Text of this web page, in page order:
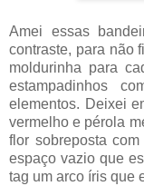
Amei essas
contraste, para não
moldurinha para
estampadinhos
elementos. Deixei
vermelho e pérola
flor sobreposta
espaço vazio que
tag um arco íris que